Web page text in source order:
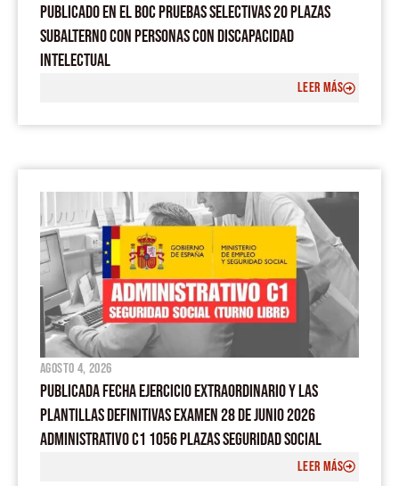
PUBLICADO EN EL BOC PRUEBAS SELECTIVAS 20 PLAZAS
SUBALTERNO CON PERSONAS CON DISCAPACIDAD
INTELECTUAL
LEER MÁS
agosto 4, 2026
PUBLICADA FECHA EJERCICIO EXTRAORDINARIO Y LAS
PLANTILLAS DEFINITIVAS EXAMEN 28 DE JUNIO 2026
ADMINISTRATIVO C1 1056 PLAZAS SEGURIDAD SOCIAL
LEER MÁS